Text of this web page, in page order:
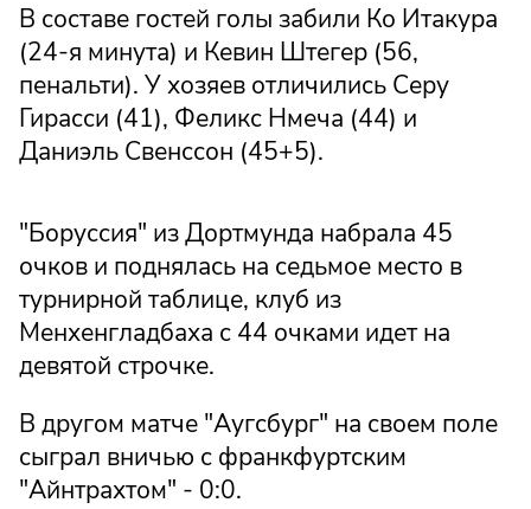
В составе гостей голы забили Ко Итакура
(24-я минута) и Кевин Штегер (56,
пенальти). У хозяев отличились Серу
Гирасси (41), Феликс Нмеча (44) и
Даниэль Свенссон (45+5).
"Боруссия" из Дортмунда набрала 45
очков и поднялась на седьмое место в
турнирной таблице, клуб из
Менхенгладбаха с 44 очками идет на
девятой строчке.
В другом матче "Аугсбург" на своем поле
сыграл вничью с франкфуртским
"Айнтрахтом" - 0:0.